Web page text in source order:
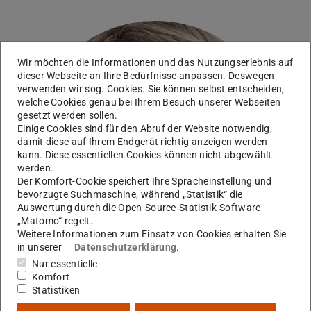
Wir möchten die Informationen und das Nutzungserlebnis auf
dieser Webseite an Ihre Bedürfnisse anpassen. Deswegen
verwenden wir sog. Cookies. Sie können selbst entscheiden,
welche Cookies genau bei Ihrem Besuch unserer Webseiten
gesetzt werden sollen.
Einige Cookies sind für den Abruf der Website notwendig,
damit diese auf Ihrem Endgerät richtig anzeigen werden
kann. Diese essentiellen Cookies können nicht abgewählt
werden.
Der Komfort-Cookie speichert Ihre Spracheinstellung und
bevorzugte Suchmaschine, während „Statistik“ die
Auswertung durch die Open-Source-Statistik-Software
„Matomo“ regelt.
Weitere Informationen zum Einsatz von Cookies erhalten Sie
in unserer
Datenschutzerklärung.
Nur essentielle
Komfort
Statistiken